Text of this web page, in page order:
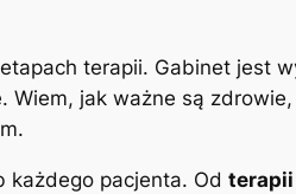
terapii. Gabinet jest
jak ważne są
każdego pacjenta. Od terapii